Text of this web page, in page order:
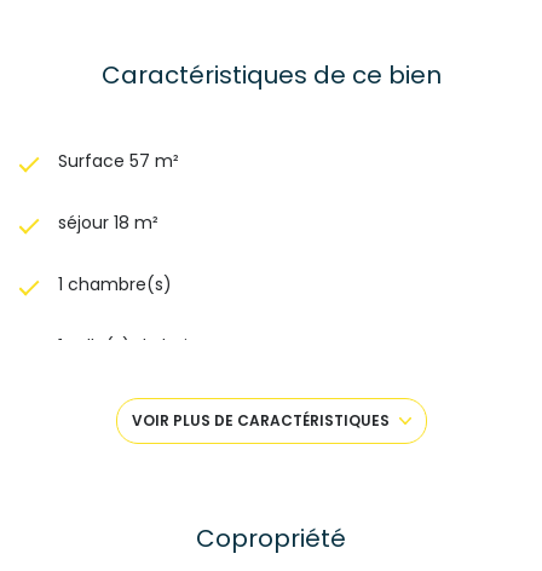
Caractéristiques de ce bien
Surface 57 m²
séjour 18 m²
1 chambre(s)
1 salle(s) de bain
construit en 1973
VOIR PLUS DE CARACTÉRISTIQUES
Copropriété